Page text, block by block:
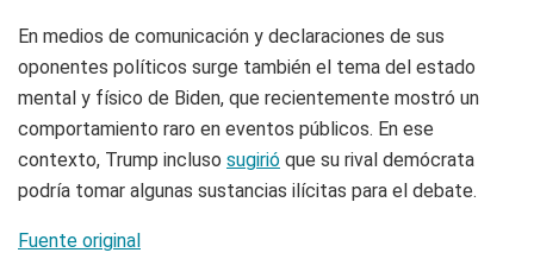
En medios de comunicación y declaraciones de sus
oponentes políticos surge también el tema del estado
mental y físico de Biden, que recientemente mostró un
comportamiento raro en eventos públicos. En ese
contexto, Trump incluso sugirió que su rival demócrata
podría tomar algunas sustancias ilícitas para el debate.
Fuente original